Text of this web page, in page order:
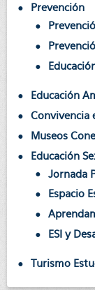
Prevención
Educación
Convivencia
Museos
Educación
Jornada
Espacio
ESI y
Turismo